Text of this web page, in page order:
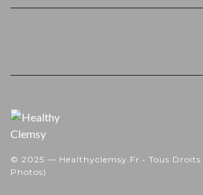
© 2025 — Healthyclemsy.fr • Tous Droits
Photos)